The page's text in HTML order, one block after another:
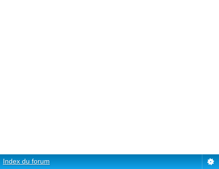
Index du forum